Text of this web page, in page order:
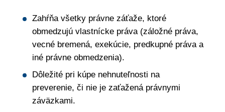
Zahŕňa všetky právne záťaže, ktoré
obmedzujú vlastnícke práva (záložné práva,
vecné bremená, exekúcie, predkupné práva a
iné právne obmedzenia).
Dôležité pri kúpe nehnuteľnosti na
preverenie, či nie je zaťažená právnymi
záväzkami.